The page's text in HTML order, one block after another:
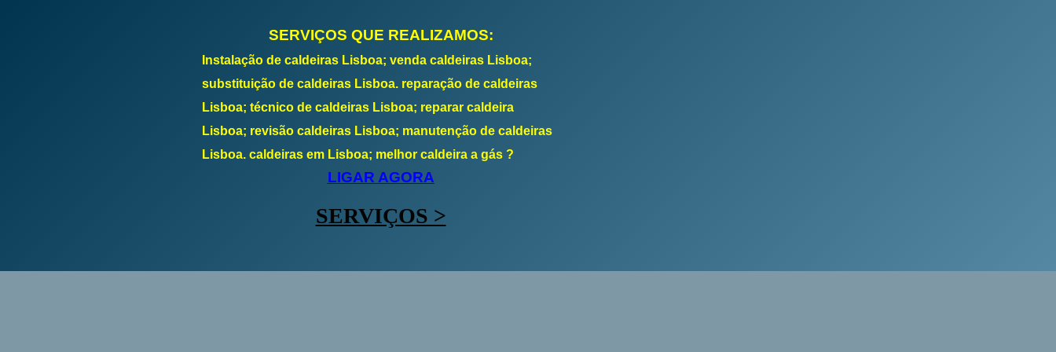
SERVIÇOS QUE REALIZAMOS:
Instalação de caldeiras Lisboa; venda caldeiras Lisboa;
substituição de caldeiras Lisboa. reparação de caldeiras
Lisboa; técnico de caldeiras Lisboa; reparar caldeira
Lisboa; revisão caldeiras Lisboa; manutenção de caldeiras
Lisboa. caldeiras em Lisboa; melhor caldeira a gás ?
LIGAR AGORA
SERVIÇOS >